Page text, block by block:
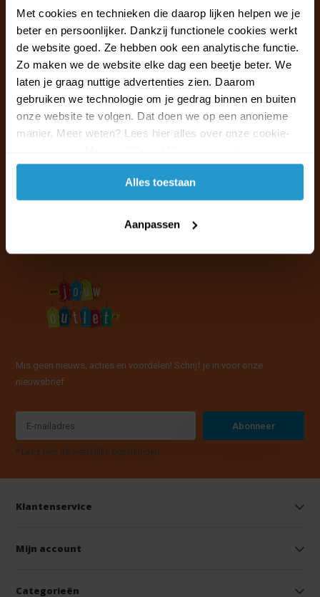
Met cookies en technieken die daarop lijken helpen we je
beter en persoonlijker. Dankzij functionele cookies werkt
de website goed. Ze hebben ook een analytische functie.
Zo maken we de website elke dag een beetje beter. We
laten je graag nuttige advertenties zien. Daarom
gebruiken we technologie om je gedrag binnen en buiten
onze website te volgen. Dat doen we op een anonieme
manier. Meer weten? Lees hier alles over onze cookie-
accepteren.
Alles toestaan
Aanpassen
Klantenservice & FAQ
Wij staan voor u klaar.
Ma t/m vr van 09:30 - 16:00 telefonisch
+31 (0)13 785 62 41
Naar de klantenservice & FAQ
Mis geen nieuws, acties en voordelen! Schrijf je in voor onze
nieuwsbrief
Abonneer
* Lees hier de wettelijke beperkingen
Klantenservice
Mijn account
Categorieën